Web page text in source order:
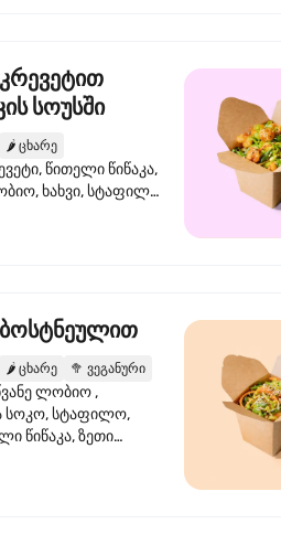
სოუსში
🌶️ ცხარე
წითელი წიწაკა,
ხახვი, სტაფილო,
ნიორი
🌶️ ცხარე 🥦 ვეგანური
ლობიო ,
სოკო, სტაფილო,
წიწაკა, ზეთი